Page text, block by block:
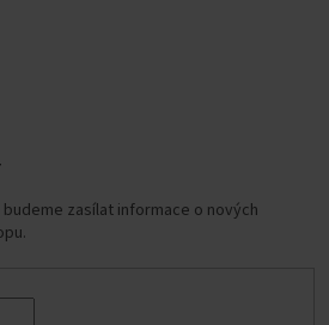
zasílat informace o nových